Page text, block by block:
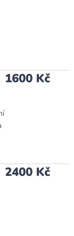
1600 Kč
2400 Kč